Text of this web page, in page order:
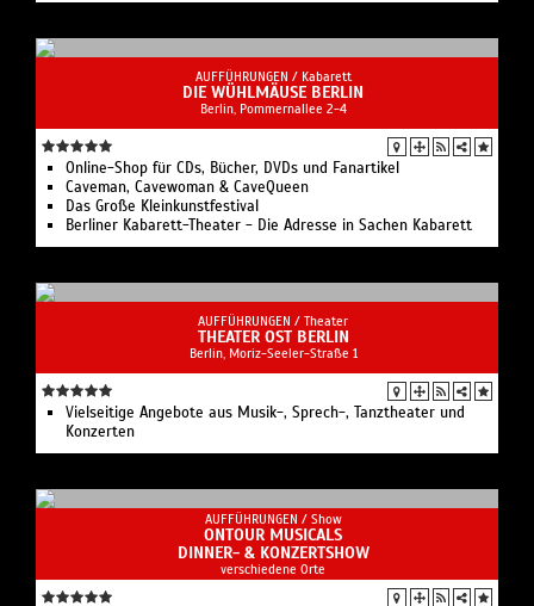
AUFFÜHRUNGEN / Kabarett
DIE WÜHLMÄUSE BERLIN
Berlin, Pommernallee 2-4
Online-Shop für CDs, Bücher, DVDs und Fanartikel
Caveman, Cavewoman & CaveQueen
Das Große Kleinkunstfestival
Berliner Kabarett-Theater - Die Adresse in Sachen Kabarett
AUFFÜHRUNGEN / Theater
THEATER OST BERLIN
Berlin, Moriz-Seeler-Straße 1
Vielseitige Angebote aus Musik-, Sprech-, Tanztheater und
Konzerten
AUFFÜHRUNGEN / Show
ONTOUR MUSICALS
DINNER- & KONZERTSHOW
verschiedene Orte